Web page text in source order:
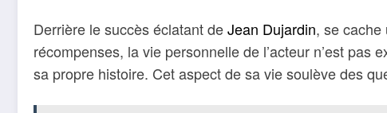
Derrière le succès éclatant deJean Dujardin, se cache
récompenses, la vie personnelle de l’acteur n’est pas
sa propre histoire. Cet aspect de sa vie soulève des